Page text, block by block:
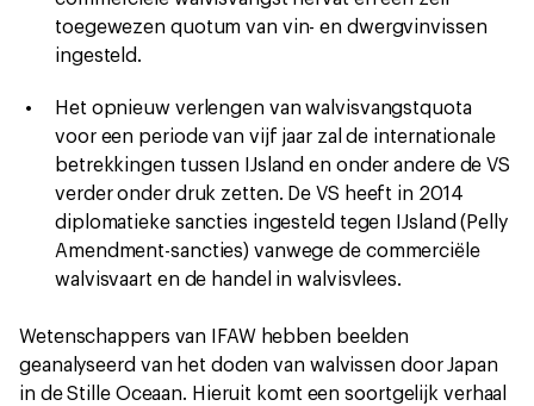
toegewezen quotum van vin- en dwergvinvissen
ingesteld.
Het opnieuw verlengen van walvisvangstquota
voor een periode van vijf jaar zal de internationale
betrekkingen tussen IJsland en onder andere de VS
verder onder druk zetten. De VS heeft in 2014
diplomatieke sancties ingesteld tegen IJsland (Pelly
Amendment-sancties) vanwege de commerciële
walvisvaart en de handel in walvisvlees.
Wetenschappers van IFAW hebben beelden
geanalyseerd van het doden van walvissen door Japan
in de Stille Oceaan. Hieruit komt een soortgelijk verhaal